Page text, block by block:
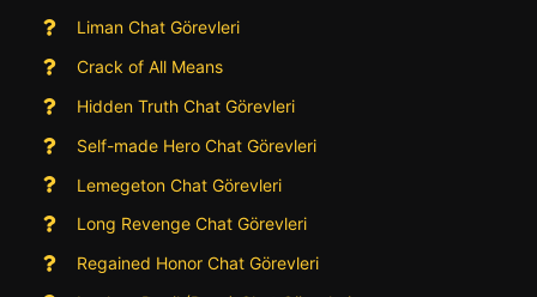
Liman Chat Görevleri
Crack of All Means
Hidden Truth Chat Görevleri
Self-made Hero Chat Görevleri
Lemegeton Chat Görevleri
Long Revenge Chat Görevleri
Regained Honor Chat Görevleri